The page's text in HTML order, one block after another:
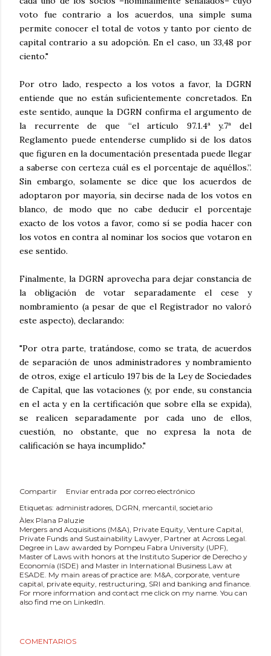
voto fue contrario a los acuerdos, una simple suma
permite conocer el total de votos y tanto por ciento de
capital contrario a su adopción. En el caso, un 33,48 por
ciento."
Por otro lado, respecto a los votos a favor, la DGRN
entiende que no están suficientemente concretados. En
este sentido, aunque la DGRN confirma el argumento de
la recurrente de que “el artículo 97.1.4ª y.7ª del
Reglamento puede entenderse cumplido si de los datos
que figuren en la documentación presentada puede llegar
a saberse con certeza cuál es el porcentaje de aquéllos.”.
Sin embargo, solamente se dice que los acuerdos de
adoptaron por mayoría, sin decirse nada de los votos en
blanco, de modo que no cabe deducir el porcentaje
exacto de los votos a favor, como sí se podía hacer con
los votos en contra al nominar los socios que votaron en
ese sentido.
Finalmente, la DGRN aprovecha para dejar constancia de
la obligación de votar separadamente el cese y
nombramiento (a pesar de que el Registrador no valoró
este aspecto), declarando:
"Por otra parte, tratándose, como se trata, de acuerdos
de separación de unos administradores y nombramiento
de otros, exige el artículo 197 bis de la Ley de Sociedades
de Capital, que las votaciones (y, por ende, su constancia
en el acta y en la certificación que sobre ella se expida),
se realicen separadamente por cada uno de ellos,
cuestión, no obstante, que no expresa la nota de
calificación se haya incumplido."
Compartir
Enviar entrada por correo electrónico
Etiquetas: administradores DGRN mercantil societario
Àlex Plana Paluzie
Mergers and Acquisitions (M&A), Private Equity, Venture Capital,
Private Funds and Sustainability Lawyer, Partner at Across Legal.
Degree in Law awarded by Pompeu Fabra University (UPF),
Master of Laws with honors at the Instituto Superior de Derecho y
Economía (ISDE) and Master in International Business Law at
ESADE. My main areas of practice are: M&A, corporate, venture
capital, private equity, restructuring, SRI and banking and finance.
For more information and contact me click on my name. You can
also find me on LinkedIn.
COMENTARIOS